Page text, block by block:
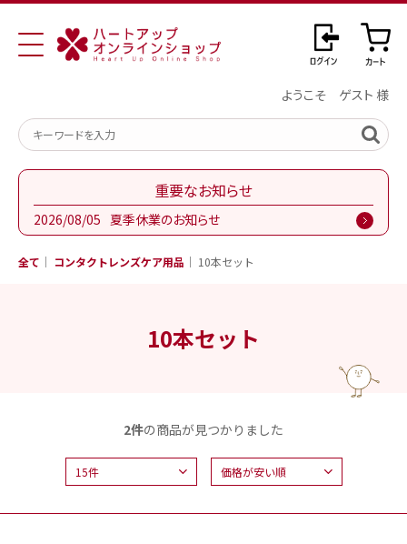
ようこそ ゲスト 様
重要なお知らせ
2026/08/05 夏季休業のお知らせ
全て コンタクトレンズケア用品 10本セット
10本セット
2件の商品が見つかりました